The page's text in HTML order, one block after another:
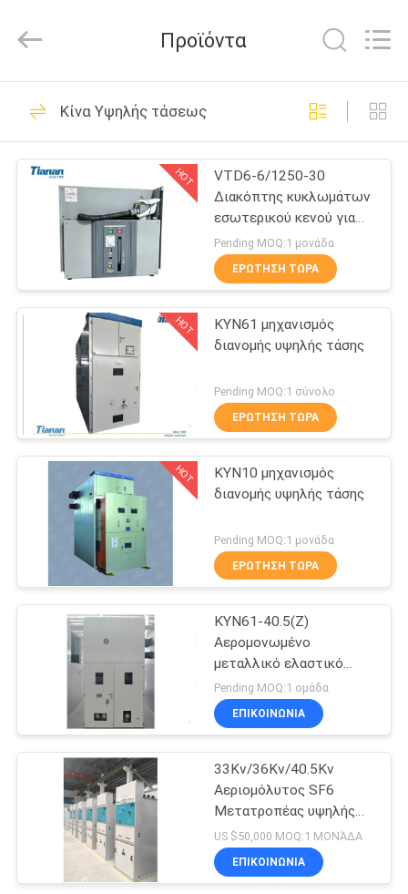
ΣΠΊΤΙ
ΠΡΟΪΌΝΤΑ
ΕΜΦΆΝΙΣΗ
ΠΕΡΊΠΟΥ
ΓΎΡΟΣ
ΕΡΓΟΣΤΑΣΊΩΝ
ΠΟΙΟΤΙΚΌΣ
ΈΛΕΓΧΟΣ
ΕΛΆΤΕ
ΕΠΑΦΉ
ΕΙΔΉΣΕΙΣ
ΖΗΤΉΣΤΕ
ΈΝΑ
ΑΠΌΣΠΑΣΜΑ
(Group)
Co.,Ltd..
Reserved.
Συμπαγής
υποσταθμός
μετασχηματιστών
81
κινητός
υποσταθμός
μετασχηματιστών
23
Χυτός
μετασχηματιστής
τύπων ρητίνης
ξηρός
33
Βυθισμένος
πετρέλαιο
μετασχηματιστής
δύναμης
55
Προϊόντα
Κίνα Υψηλής τάσεως
HOT
VTD6-6/1250-30
Διακόπτης κυκλωμάτων
εσωτερικού κενού για
συστήματα ηλεκτρικής
ενέργειας 6kV σε
50/60Hz
Pending MOQ:1 μονάδα
ΕΡΏΤΗΣΗ ΤΏΡΑ
HOT
KYN61 μηχανισμός
διανομής υψηλής τάσης
Pending MOQ:1 σύνολο
ΕΡΏΤΗΣΗ ΤΏΡΑ
HOT
KYN10 μηχανισμός
διανομής υψηλής τάσης
Pending MOQ:1 μονάδα
ΕΡΏΤΗΣΗ ΤΏΡΑ
KYN61-40.5(Z)
Αερομονωμένο
μεταλλικό ελαστικό
μεταβλητή υψηλής
τάσης
Pending MOQ:1 ομάδα
ΕΠΙΚΟΙΝΩΝΊΑ
33Kv/36Kv/40.5Kv
Αεριομόλυτος SF6
Μετατροπέας υψηλής
τάσης με ονομαστικό
ρεύμα 630A
Μετατροπέας
US $50,000 MOQ:1 ΜΟΝΆΔΑ
ΕΠΙΚΟΙΝΩΝΊΑ